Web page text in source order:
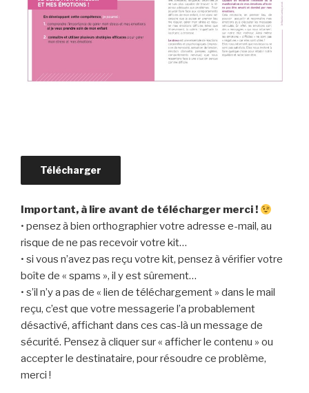
Télécharger
Important, à lire avant de télécharger merci !
• pensez à bien orthographier votre adresse e-mail, au
risque de ne pas recevoir votre kit…
• si vous n’avez pas reçu votre kit, pensez à vérifier votre
boîte de « spams », il y est sûrement…
• s’il n’y a pas de « lien de téléchargement » dans le mail
reçu, c’est que votre messagerie l’a probablement
désactivé, affichant dans ces cas-là un message de
sécurité. Pensez à cliquer sur « afficher le contenu » ou
accepter le destinataire, pour résoudre ce problème,
merci !